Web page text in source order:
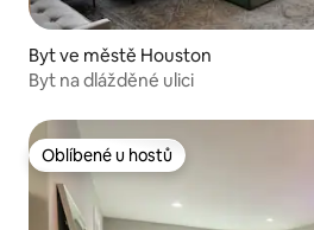
Byt ve městě Houston
Byt na dlážděné ulici
Oblíbené u hostů
Oblíbené u hostů